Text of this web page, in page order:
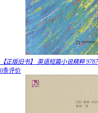
【正版旧书】 英语短篇小说精粹
0条评价